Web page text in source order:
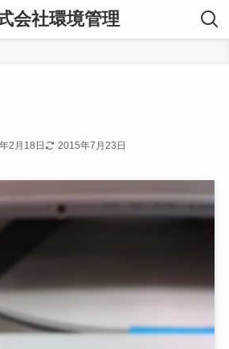
会社環境管理
2月18日 2015年7月23日